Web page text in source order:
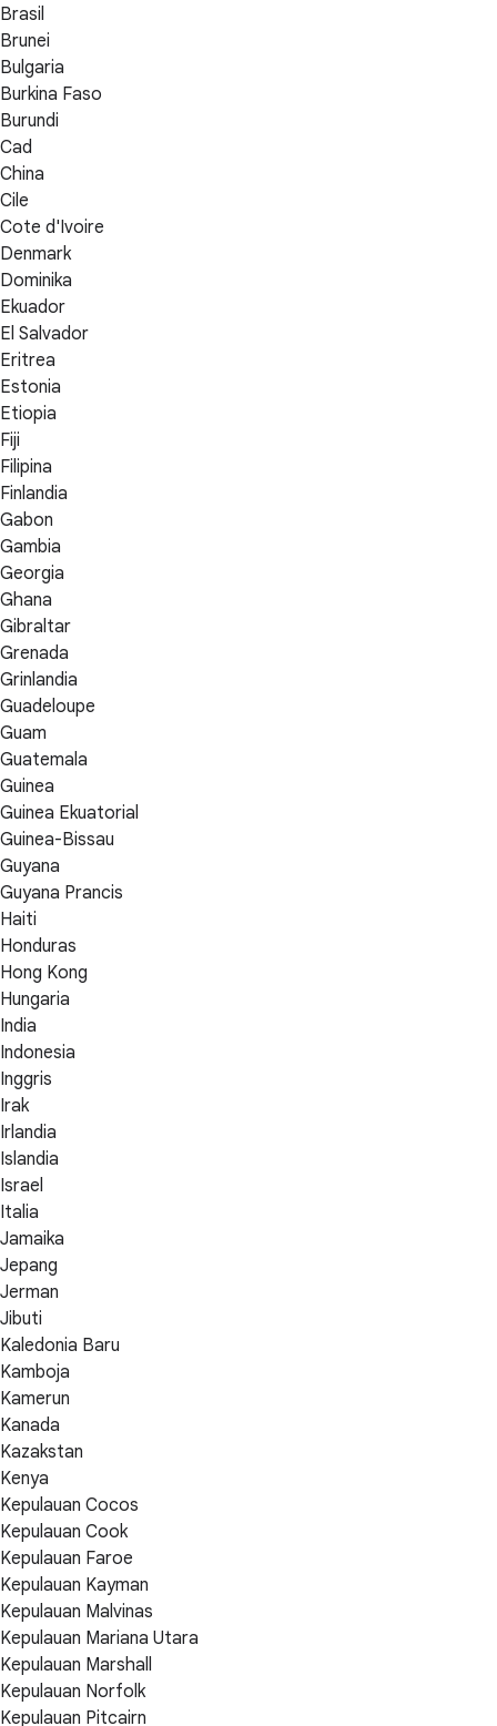
Brasil
Brunei
Bulgaria
Burkina Faso
Burundi
Cad
China
Cile
Cote d'Ivoire
Denmark
Dominika
Ekuador
El Salvador
Eritrea
Estonia
Etiopia
Fiji
Filipina
Finlandia
Gabon
Gambia
Georgia
Ghana
Gibraltar
Grenada
Grinlandia
Guadeloupe
Guam
Guatemala
Guinea
Guinea Ekuatorial
Guinea-Bissau
Guyana
Guyana Prancis
Haiti
Honduras
Hong Kong
Hungaria
India
Indonesia
Inggris
Irak
Irlandia
Islandia
Israel
Italia
Jamaika
Jepang
Jerman
Jibuti
Kaledonia Baru
Kamboja
Kamerun
Kanada
Kazakstan
Kenya
Kepulauan Cocos
Kepulauan Cook
Kepulauan Faroe
Kepulauan Kayman
Kepulauan Malvinas
Kepulauan Mariana Utara
Kepulauan Marshall
Kepulauan Norfolk
Kepulauan Pitcairn